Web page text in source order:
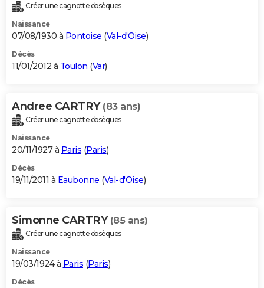
Créer une cagnotte obsèques
Naissance
07/08/1930 à Pontoise (Val-d'Oise)
Décès
11/01/2012 à Toulon (Var)
Andree CARTRY (83 ans)
Créer une cagnotte obsèques
Naissance
20/11/1927 à Paris (Paris)
Décès
19/11/2011 à Eaubonne (Val-d'Oise)
Simonne CARTRY (85 ans)
Créer une cagnotte obsèques
Naissance
19/03/1924 à Paris (Paris)
Décès